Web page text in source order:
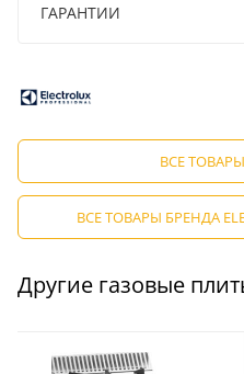
ГАРАНТИИ
ВСЕ
ВСЕ ТОВАРЫ БРЕНДА
Другие газовые